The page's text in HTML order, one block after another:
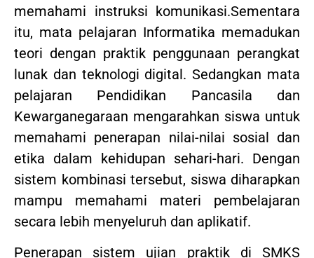
memahami instruksi komunikasi.Sementara
itu, mata pelajaran Informatika memadukan
teori dengan praktik penggunaan perangkat
lunak dan teknologi digital. Sedangkan mata
pelajaran Pendidikan Pancasila dan
Kewarganegaraan mengarahkan siswa untuk
memahami penerapan nilai-nilai sosial dan
etika dalam kehidupan sehari-hari. Dengan
sistem kombinasi tersebut, siswa diharapkan
mampu memahami materi pembelajaran
secara lebih menyeluruh dan aplikatif.
Penerapan sistem ujian praktik di SMKS